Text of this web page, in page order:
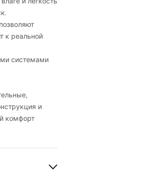
к реальной
системами
и
комфорт